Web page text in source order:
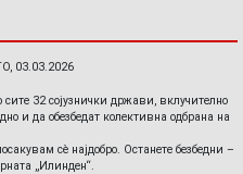
03.03.2026
32 сојузнички држави, вклучително
и да обезбедат колективна одбрана на
сè најдобро. Останете безбедни –
„Илинден“.